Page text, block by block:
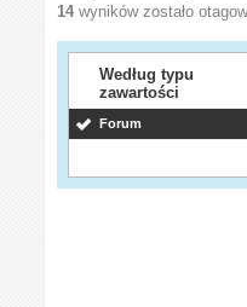
14 wyników zostało
Według typu
zawartości
Forum